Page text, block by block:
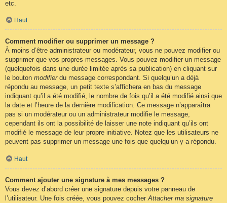
etc.
Haut
Comment modifier ou supprimer un message ?
À moins d’être administrateur ou modérateur, vous ne pouvez modifier ou
supprimer que vos propres messages. Vous pouvez modifier un message
(quelquefois dans une durée limitée après sa publication) en cliquant sur
le bouton modifierdu message correspondant. Si quelqu’un a déjà
répondu au message, un petit texte s’affichera en bas du message
indiquant qu’il a été modifié, le nombre de fois qu’il a été modifié ainsi que
la date et l’heure de la dernière modification. Ce message n’apparaîtra
pas si un modérateur ou un administrateur modifie le message,
cependant ils ont la possibilité de laisser une note indiquant qu’ils ont
modifié le message de leur propre initiative. Notez que les utilisateurs ne
peuvent pas supprimer un message une fois que quelqu’un y a répondu.
Haut
Comment ajouter une signature à mes messages ?
Vous devez d’abord créer une signature depuis votre panneau de
l’utilisateur. Une fois créée, vous pouvez cocherAttacher ma signature